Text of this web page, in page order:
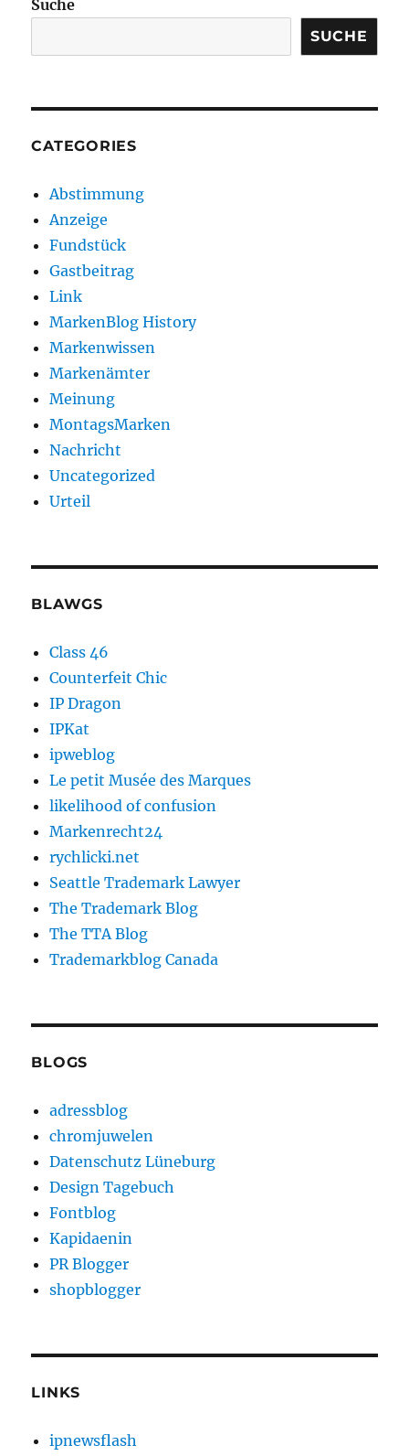
Suche
SUCHE
CATEGORIES
Abstimmung
Anzeige
Fundstück
Gastbeitrag
Link
MarkenBlog History
Markenwissen
Markenämter
Meinung
MontagsMarken
Nachricht
Uncategorized
Urteil
BLAWGS
Class 46
Counterfeit Chic
IP Dragon
IPKat
ipweblog
Le petit Musée des Marques
likelihood of confusion
Markenrecht24
rychlicki.net
Seattle Trademark Lawyer
The Trademark Blog
The TTA Blog
Trademarkblog Canada
BLOGS
adressblog
chromjuwelen
Datenschutz Lüneburg
Design Tagebuch
Fontblog
Kapidaenin
PR Blogger
shopblogger
LINKS
ipnewsflash